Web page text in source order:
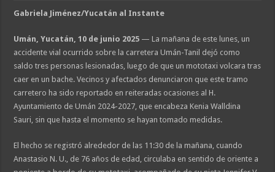
Gabriela Jiménez/Yucatán al Instante
Umán, Yucatán, 10 de junio 2025 — La mañana de este lunes, un
accidente vial ocurrido sobre la carretera Umán-Tanil dejó como
saldo tres personas lesionadas, luego de que un mototaxi volcara tras
caer en un bache. Vecinos y afectados denunciaron que este tramo
carretero ha sido reportado en reiteradas ocasiones al H.
Ayuntamiento de Umán 2024-2027, que encabeza Kenia Walldina
Sauri, sin que hasta el momento se hayan tomado medidas.
El hecho se registró alrededor de las 11:30 de la mañana, cuando
Anastasio N. U., de 76 años de edad, circulaba en sentido de oriente a